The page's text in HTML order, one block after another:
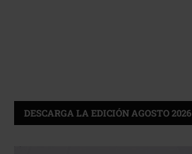
DESCARGA LA EDICIÓN AGOSTO 2026